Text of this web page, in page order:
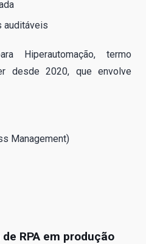
auditáveis
Hiperautomação, termo
desde 2020, que envolve
Management)
RPA em produção